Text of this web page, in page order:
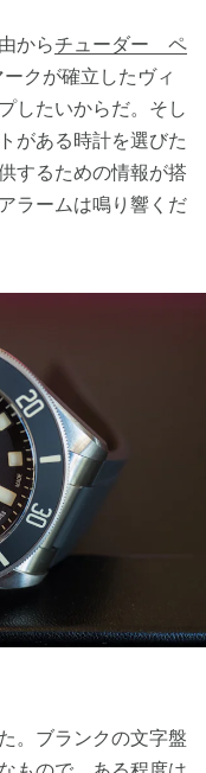
からチューダー ペ
クが確立したヴィ
したいからだ。そし
がある時計を選びた
するための情報が搭
ラームは鳴り響くだ
。ブランクの文字盤